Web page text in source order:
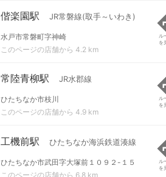
偕楽園駅 JR常磐線(取手～いわき)
水戸市常磐町字神崎
このページの店舗から 4.2 km
ル
を
常陸青柳駅 JR水郡線
ひたちなか市枝川
このページの店舗から 4.9 km
ル
を
工機前駅 ひたちなか海浜鉄道湊線
ひたちなか市武田字大塚前１０９２-１５
このページの店舗から 6.8 km
ル
を